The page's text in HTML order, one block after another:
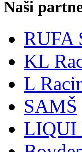
Naši
RUFA
KL
L
SAMŠ
LIQUI